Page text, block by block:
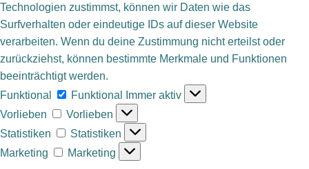
Technologien zustimmst, können wir Daten wie das
Surfverhalten oder eindeutige IDs auf dieser Website
verarbeiten. Wenn du deine Zustimmung nicht erteilst oder
zurückziehst, können bestimmte Merkmale und Funktionen
beeinträchtigt werden.
Funktional
Funktional
Immer aktiv
Vorlieben
Vorlieben
Statistiken
Statistiken
Marketing
Marketing